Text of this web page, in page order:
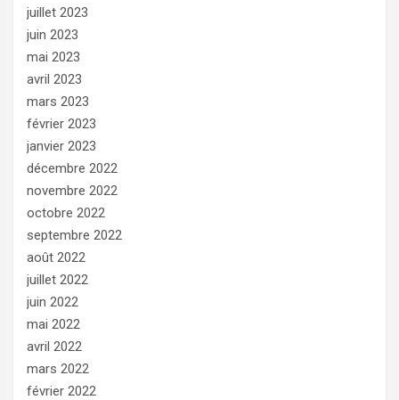
juillet 2023
juin 2023
mai 2023
avril 2023
mars 2023
février 2023
janvier 2023
décembre 2022
novembre 2022
octobre 2022
septembre 2022
août 2022
juillet 2022
juin 2022
mai 2022
avril 2022
mars 2022
février 2022